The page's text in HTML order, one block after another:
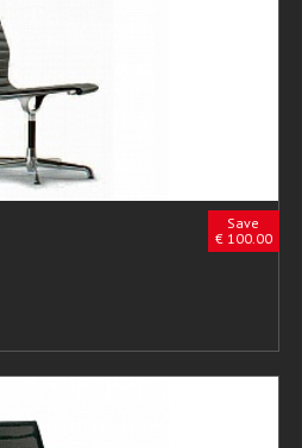
Save
€ 100.00